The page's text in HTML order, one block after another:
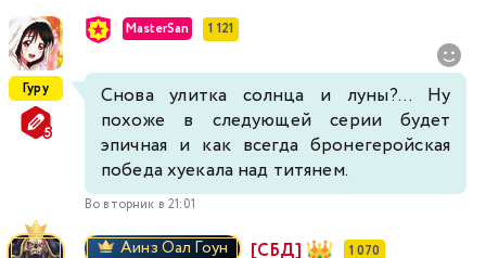
Гуру
MasterSan 1 121
Снова улитка солнца и луны?... Ну
похоже в следующей серии будет
эпичная и как всегда бронегеройская
победа хуекала над титянем.
Во вторник в 21:01
Аинз Оал Гоун [СБД] 1 070